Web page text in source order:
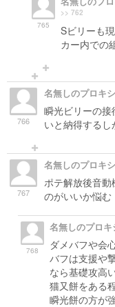
765
>> 762
Sビリーも
カー内での
766
名無しのプロキシ
瞬光ビリーの
いと納得するし
767
名無しのプロキシ
ポテ解放後音動
のがいいか悩む
768
名無しのプロキ
ダメバフや会
バフは支援や
なら基礎攻高
猫又餅をある
瞬光餅の方が